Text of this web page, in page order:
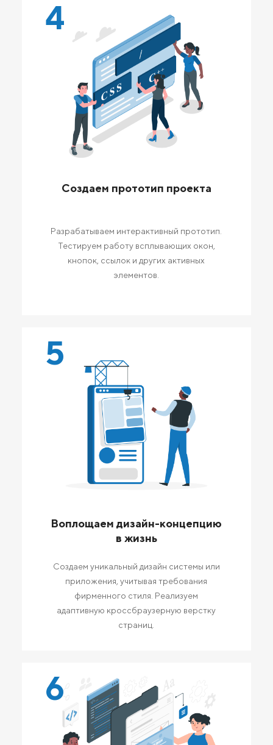
4
Создаем прототип проекта
Разрабатываем интерактивный прототип.
Тестируем работу всплывающих окон,
кнопок, ссылок и других активных
элементов.
5
Воплощаем дизайн-концепцию
в жизнь
Создаем уникальный дизайн системы или
приложения, учитывая требования
фирменного стиля. Реализуем
адаптивную кроссбраузерную верстку
страниц.
6